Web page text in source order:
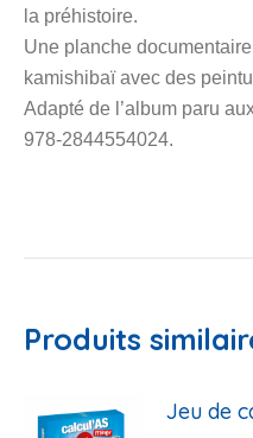
la préhistoire.
Une planche
kamishibaï avec des
Adapté de l’album paru
978-2844554024.
Produits
Jeu de